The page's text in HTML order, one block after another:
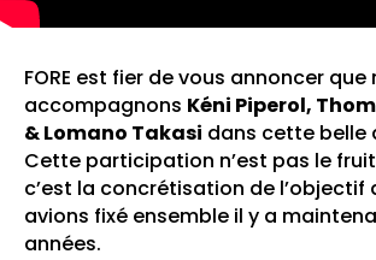
FORE est fier de vous annoncer que
accompagnons Kéni Piperol,
&Lomano Takasi dans cette belle
Cette participation n’est pas le
c’est la concrétisation de l’objectif
avions fixé ensemble il y a
années.